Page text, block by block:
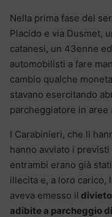
Nella prima fase del
Placido e via Dusmet,
catanesi, un 43enne
automobilisti a fare
cambio qualche
stavano esercitando
parcheggiatore in aree
I Carabinieri, che li
hanno avviato i
entrambi erano già
illecita e, a loro carico,
aveva emesso il
adibite a parcheggio